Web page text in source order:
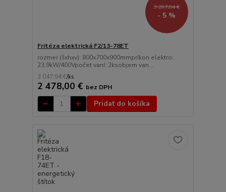
3 207,84 €
- 5 %
Fritéza elektrická F2/13-78ET
rozmer (šxhxv): 800x700x900mmpríkon elektro:
23,9kW/400Vpočet vaní: 2ksobjem van...
3 047,94 €/ks
2 478,00 € bez DPH
Pridať do košíka